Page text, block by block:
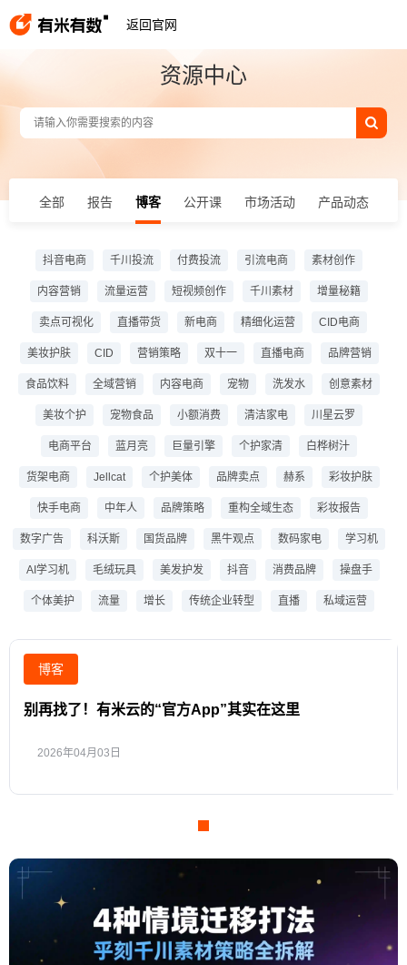
返回官网
资源中心
全部 报告 博客 公开课 市场活动 产品动态
抖音电商 千川投流 付费投流 引流电商 素材创作
内容营销 流量运营 短视频创作 千川素材 增量秘籍
卖点可视化 直播带货 新电商 精细化运营 CID电商
美妆护肤 CID 营销策略 双十一 直播电商 品牌营销
食品饮料 全域营销 内容电商 宠物 洗发水 创意素材
美妆个护 宠物食品 小额消费 清洁家电 川星云罗
电商平台 蓝月亮 巨量引擎 个护家清 白桦树汁
货架电商 Jellcat 个护美体 品牌卖点 赫系 彩妆护肤
快手电商 中年人 品牌策略 重构全域生态 彩妆报告
数字广告 科沃斯 国货品牌 黑牛观点 数码家电 学习机
AI学习机 毛绒玩具 美发护发 抖音 消费品牌 操盘手
个体美护 流量 增长 传统企业转型 直播 私域运营
博客
别再找了！有米云的“官方App”其实在这里
2026年04月03日